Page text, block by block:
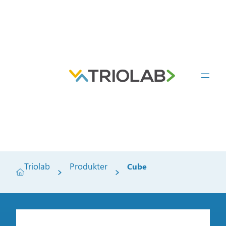
Triolab Produkter Cube